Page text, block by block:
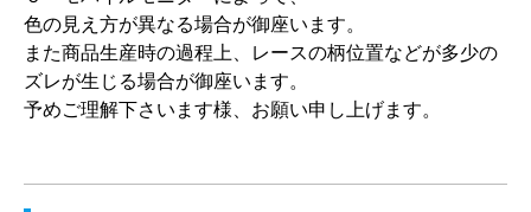
色の見え方が異なる場合が御座います。
また商品生産時の過程上、レースの柄位置などが多少の
ズレが生じる場合が御座います。
予めご理解下さいます様、お願い申し上げます。